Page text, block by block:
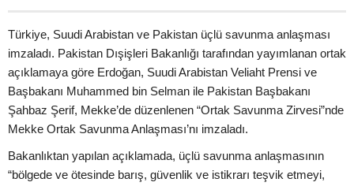
Türkiye, Suudi Arabistan ve Pakistan üçlü savunma anlaşması
imzaladı. Pakistan Dışişleri Bakanlığı tarafından yayımlanan ortak
açıklamaya göre Erdoğan, Suudi Arabistan Veliaht Prensi ve
Başbakanı Muhammed bin Selman ile Pakistan Başbakanı
Şahbaz Şerif, Mekke’de düzenlenen “Ortak Savunma Zirvesi”nde
Mekke Ortak Savunma Anlaşması’nı imzaladı.
Bakanlıktan yapılan açıklamada, üçlü savunma anlaşmasının
“bölgede ve ötesinde barış, güvenlik ve istikrarı teşvik etmeyi,